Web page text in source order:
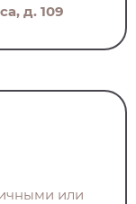
д. 109
или